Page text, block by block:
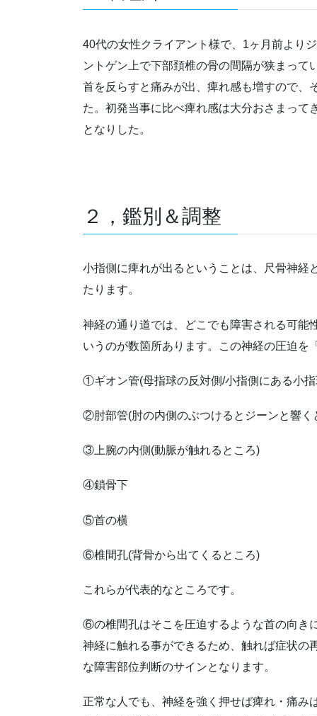
40代の女性クライアント様で、1ヶ月前より
ントゲン上で下部頚椎の骨の間隔が狭まっ
首を反らすと痛みが出、痺れ感も増すので、
た。初発当事に比べ痺れ感は大分おさまって
となりした。
２，鑑別＆調整
小指側に痺れが出るということは、尺骨神経
たります。
神経の通り道では、どこでも障害される可能
いうのが数箇所あります。この神経の圧迫を
①ギオン管(母指球の反対側/小指側にある小
②肘部管(肘の内側のぶつけるとジーンと響く
③上腕の内側(動脈が触れるところ)
④鎖骨下
⑤首の横
⑥椎間孔(背骨から出てくるところ)
これらが代表的なところです。
⑥の椎間孔はそこを圧迫するような首の向き
神経に触れる事ができるため、触れば症状の
な障害部位判断のサインとなります。
正常な人でも、神経を強く押せば痺れ・痛み